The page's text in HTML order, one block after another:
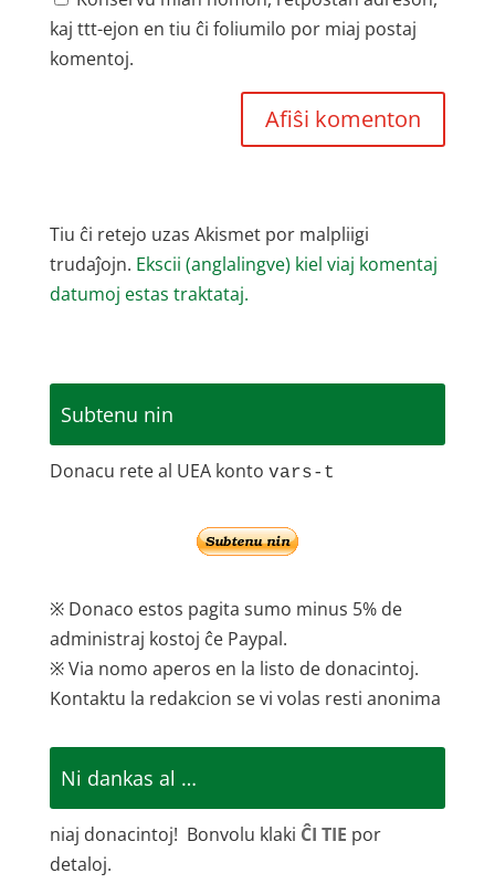
kaj ttt-ejon en tiu ĉi foliumilo por miaj postaj
komentoj.
Tiu ĉi retejo uzas Akismet por malpliigi
trudaĵojn. Ekscii (anglalingve) kiel viaj komentaj
datumoj estas traktataj.
Subtenu nin
Donacu rete al UEA konto vars-t
※ Donaco estos pagita sumo minus 5% de
administraj kostoj ĉe Paypal.
※ Via nomo aperos en la listo de donacintoj.
Kontaktu la redakcion se vi volas resti anonima
Ni dankas al …
niaj donacintoj! Bonvolu klaki ĈI TIE por
detaloj.